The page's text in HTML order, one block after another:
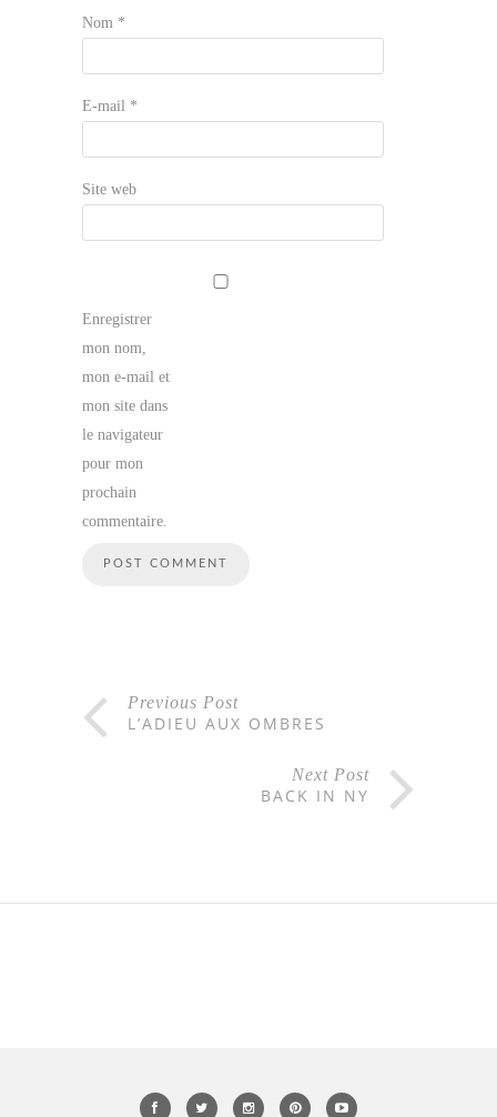
Nom *
E-mail *
Site web
Enregistrer
mon nom,
mon e-mail et
mon site dans
le navigateur
pour mon
prochain
commentaire.
Previous Post
L’ADIEU AUX OMBRES
Next Post
BACK IN NY